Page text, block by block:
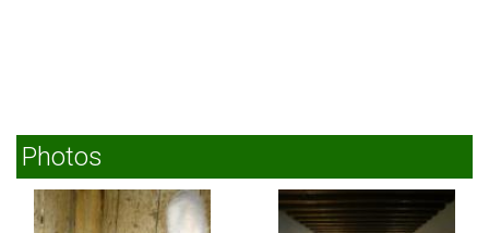
Photos